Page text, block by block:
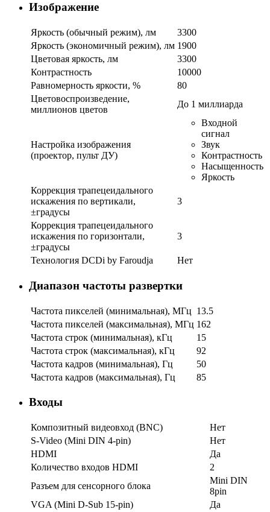
Изображение
Яркость (обычный режим), лм
3300
Яркость (экономичный режим), лм 1900
Цветовая яркость, лм
3300
Контрастность
10000
Равномерность яркости, %
80
Цветовоспроизведение,
миллионов цветов
До 1 миллиарда
Настройка изображения
(проектор, пульт ДУ)
Входной
сигнал
Звук
Контрастность
Насыщенность
Яркость
Коррекция трапецеидального
искажения по вертикали,
±градусы
3
Коррекция трапецеидального
искажения по горизонтали,
±градусы
3
Технология DCDi by Faroudja Нет
Диапазон частоты развертки
Частота пикселей (минимальная), МГц 13.5
Частота пикселей (максимальная), МГц 162
Частота строк (минимальная), кГц
15
Частота строк (максимальная), кГц
92
Частота кадров (минимальная), Гц
50
Частота кадров (максимальная), Гц
85
Входы
Композитный видеовход (BNC)
Нет
S-Video (Mini DIN 4-pin)
Нет
HDMI
Да
Количество входов HDMI
2
Разъем для сенсорного блока
Mini DIN
8pin
VGA (Mini D-Sub 15-pin)
Да